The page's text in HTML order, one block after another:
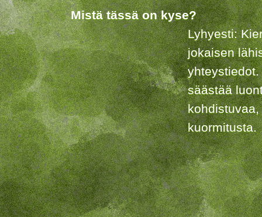
Mistä tässä on kyse?
Lyhyesti:
jokaisen
säästää
kuormitusta.